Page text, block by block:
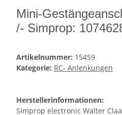
Mini-
/- Simprop:
Artikelnummer: 15459
Kategorie: RC- Anlenkungen
Herstellerinformationen:
Simprop electronic Walter